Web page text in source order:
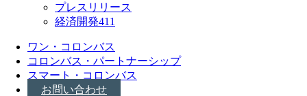
プレスリリース
経済開発411
ワン・コロンバス
コロンバス・パートナーシップ
スマート・コロンバス
お問い合わせ